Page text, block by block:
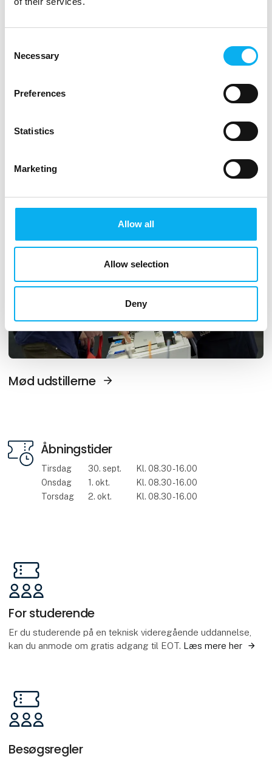
Selection
Necessary
Preferences
Statistics
Marketing
Allow all
Allow selection
Deny
Planlæg dit besøg
Mød udstillerne
Åbningstider
Tirsdag 30. sept.
Kl. 08.30 - 16.00
Onsdag
1. okt.
Kl. 08.30 - 16.00
Torsdag
2. okt. Kl. 08.30 - 16.00
For studerende
Er du studerende på en teknisk videregående uddannelse,
kan du anmode om gratis adgang til EOT. Læs mere her
Besøgsregler